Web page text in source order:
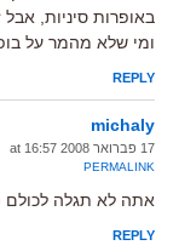
באופרות סיניות, אבל זה כל
ומי שלא מהמר על
REPLY
michaly
17 פברואר 2008 at 16:57
PERMALINK
אתה לא תגלה לכולם
REPLY